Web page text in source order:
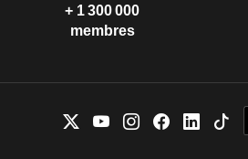
+ 1 300 000
membres